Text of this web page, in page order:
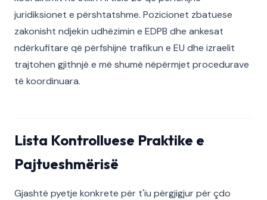
juridiksionet e përshtatshme. Pozicionet zbatuese
zakonisht ndjekin udhëzimin e EDPB dhe ankesat
ndërkufitare që përfshijnë trafikun e EU dhe izraelit
trajtohen gjithnjë e më shumë nëpërmjet procedurave
të koordinuara.
Lista Kontrolluese Praktike e
Pajtueshmërisë
Gjashtë pyetje konkrete për t'iu përgjigjur për çdo